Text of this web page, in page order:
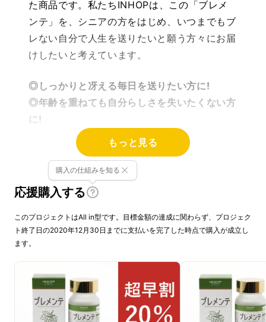
た商品です。私たちINHOPは、この「ブレメ
ンテ」を、シニアの方をはじめ、いつまでもブ
レない自分で人生を送りたいと願う方々にお届
けしたいと考えています。
◎しっかりと冴える毎日を送りたい方に!
◎年齢を重ねても自分らしさを失いたくない方
に!
◎いつまでも生き生きと仕事をしたい方に!
◎4粒で熟成ホップを摂取できるサプリメント
もっと見る
応援購入する
購入の仕組みを知る
このプロジェクトはAll in型です。目標金額の達成に関わらず、プロジェク
ト終了日の2020年12月30日までに支払いを完了した時点で購入が成立し
ます。